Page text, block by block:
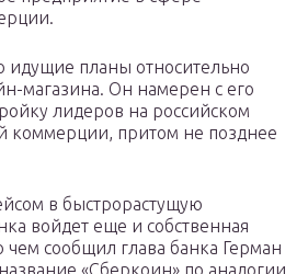
идущие планы относительно
магазина. Он намерен с его
лидеров на российском
коммерции, притом не позднее
в быстрорастущую
войдет еще и собственная
сообщил глава банка Герман
«Сберкоин» по аналогии